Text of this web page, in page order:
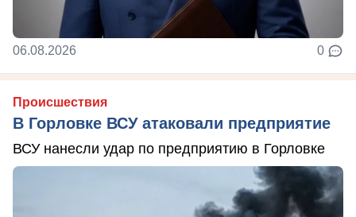
06.08.2026 0
Происшествия
В Горловке ВСУ атаковали предприятие
ВСУ нанесли удар по предприятию в Горловке